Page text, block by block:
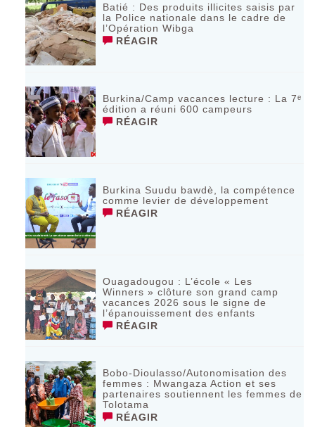
Batié : Des produits illicites saisis par
la Police nationale dans le cadre de
l’Opération Wibga
RÉAGIR
Burkina/Camp vacances lecture : La 7ᵉ
édition a réuni 600 campeurs
RÉAGIR
Burkina Suudu bawdè, la compétence
comme levier de développement
RÉAGIR
Ouagadougou : L’école « Les
Winners » clôture son grand camp
vacances 2026 sous le signe de
l’épanouissement des enfants
RÉAGIR
Bobo-Dioulasso/Autonomisation des
femmes : Mwangaza Action et ses
partenaires soutiennent les femmes de
Tolotama
RÉAGIR